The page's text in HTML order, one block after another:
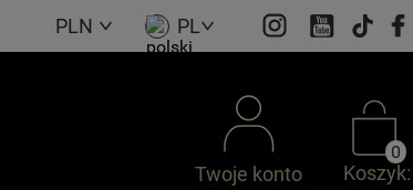
PLN PL
Twoje konto Koszyk:
0